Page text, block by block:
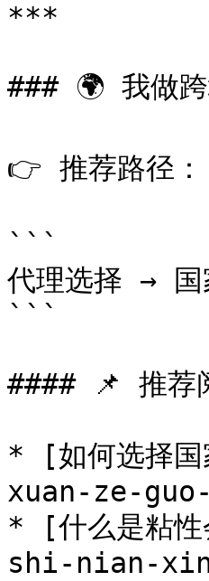
***
### 🌍 我做
👉 推荐路径：
```
代理选择 →
```
#### 📌 推荐
* [如何选
xuan-ze-
* [什么是粘
shi-nian-